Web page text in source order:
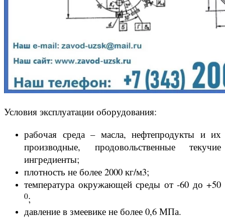
Условия эксплуатации оборудования:
рабочая среда – масла, нефтепродукты и их
производные, продовольственные текучие
ингредиенты;
плотность не более 2000 кг/м3;
температура окружающей среды от -60 до +50
0;
давление в змеевике не более 0,6 МПа.